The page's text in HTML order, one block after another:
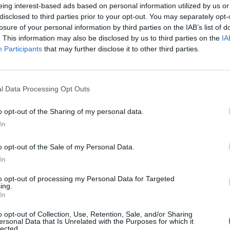
interest-based ads based on personal information utilized by us
to third parties prior to your opt-out. You may separately
of your personal information by third parties on the IAB’s list of
This information may also be disclosed by us to third parties on the
Participants that may further disclose it to other third parties.
Data Processing Opt Outs
opt-out of the Sharing of my personal data.
opt-out of the Sale of my Personal Data.
opt-out of processing my Personal Data for Targeted
opt-out of Collection, Use, Retention, Sale, and/or Sharing
Data that Is Unrelated with the Purposes for which it
05/08/2026
Εναερίτης για σταθμούς βάσης κινητής
Τεχνικοί ΕΠΑΛ / ΙΕΚ - Βοηθοί
Πλήρης απασχόληση
Ηλεκτροσυγκολλητής – Μονταδόρος